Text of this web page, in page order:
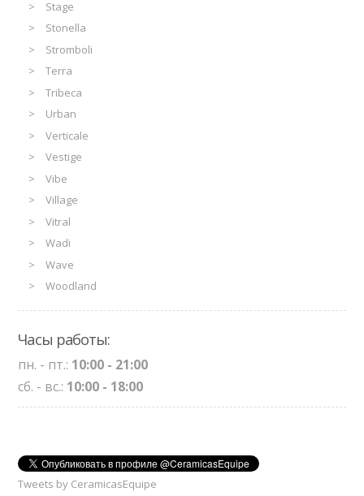
Stage
Stonella
Stromboli
Terra
Tribeca
Urban
Verticale
Vestige
Vibe
Village
Vitral
Wadi
Wave
Woodland
Часы работы:
пн. - пт.: 10:00 - 21:00
сб. - вс.: 10:00 - 18:00
Tweets by CeramicasEquipe